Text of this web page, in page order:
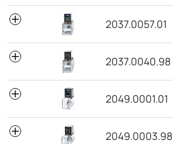
2037.0057.01
2037.0040.98
2049.0001.01
2049.0003.98